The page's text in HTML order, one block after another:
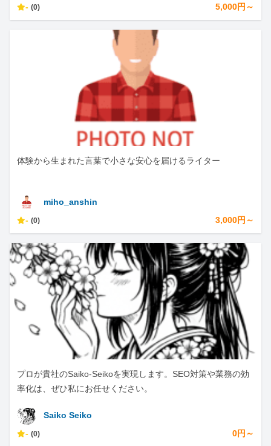
- (0) 5,000円～
体験から生まれた言葉で小さな安心を届けるライター
miho_anshin
- (0) 3,000円～
プロが貴社のSaiko-Seikoを実現します。SEO対策や業務の効
率化は、ぜひ私にお任せください。
Saiko Seiko
- (0) 0円～